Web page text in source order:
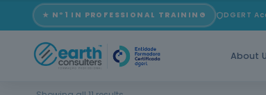
★ Nº1 IN PROFESSIONAL TRAINING DGERT
About